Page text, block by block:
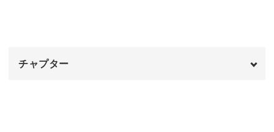
エバーグリーンからは自然を感じる良い香りがするので、
チャプター